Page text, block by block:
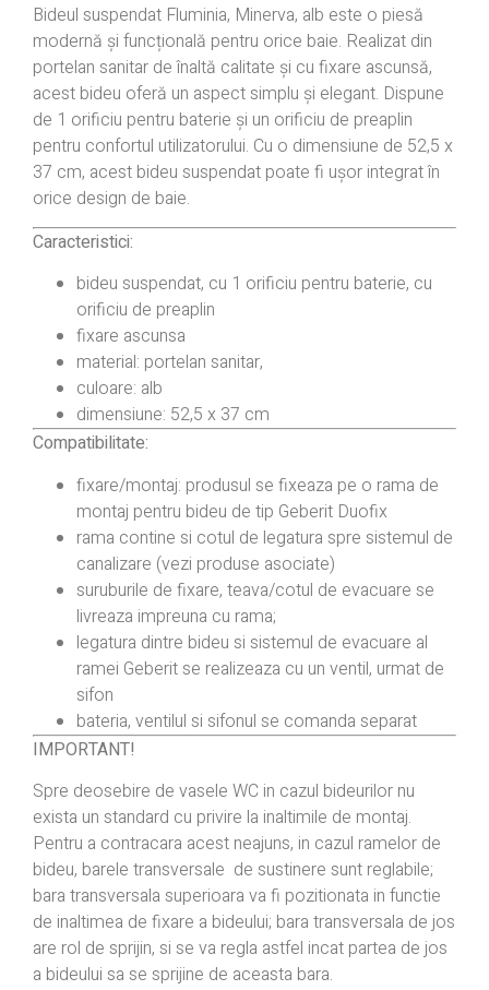
Bideul suspendat Fluminia, Minerva, alb este o piesă
modernă și funcțională pentru orice baie. Realizat din
portelan sanitar de înaltă calitate și cu fixare ascunsă,
acest bideu oferă un aspect simplu și elegant. Dispune
de 1 orificiu pentru baterie și un orificiu de preaplin
pentru confortul utilizatorului. Cu o dimensiune de 52,5 x
37 cm, acest bideu suspendat poate fi ușor integrat în
orice design de baie.
Caracteristici:
bideu suspendat, cu 1 orificiu pentru baterie, cu
orificiu de preaplin
fixare ascunsa
material: portelan sanitar,
culoare: alb
dimensiune: 52,5 x 37 cm
Compatibilitate:
fixare/montaj: produsul se fixeaza pe o rama de
montaj pentru bideu de tip Geberit Duofix
rama contine si cotul de legatura spre sistemul de
canalizare (vezi produse asociate)
suruburile de fixare, teava/cotul de evacuare se
livreaza impreuna cu rama;
legatura dintre bideu si sistemul de evacuare al
ramei Geberit se realizeaza cu un ventil, urmat de
sifon
bateria, ventilul si sifonul se comanda separat
IMPORTANT!
Spre deosebire de vasele WC in cazul bideurilor nu
exista un standard cu privire la inaltimile de montaj.
Pentru a contracara acest neajuns, in cazul ramelor de
bideu, barele transversale de sustinere sunt reglabile;
bara transversala superioara va fi pozitionata in functie
de inaltimea de fixare a bideului; bara transversala de jos
are rol de sprijin, si se va regla astfel incat partea de jos
a bideului sa se sprijine de aceasta bara.